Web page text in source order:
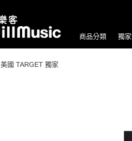
商品分類 獨
美國 TARGET 獨家